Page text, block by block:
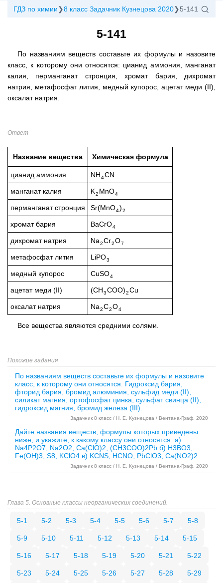
ГДЗ по химии 8 класс Задачник Кузнецова 2020 5-141
5-141
По названиям веществ составьте их формулы и назовите
класс, к которому они относятся: цианид аммония, манганат
калия, перманганат стронция, хромат бария, дихромат
натрия, метафосфат лития, медный купорос, ацетат меди (II),
оксалат натрия.
Ответ
Название вещества Химическая формула
цианид аммония NH4CN
манганат калия K2 MnO4
перманганат стронция Sr(MnO4)2
хромат бария BaCrO4
дихромат натрия Na2Cr2O7
метафосфат лития LiPO3
медный купорос CuSO4
ацетат меди (II) (CH3COO)2Cu
оксалат натрия Na2C2O4
Все вещества являются средними солями.
Похожие задания
По названиям веществ составьте их формулы и назовите
класс, к которому они относятся. Гидроксид бария,
фторид бария, бромид алюминия, сульфид меди (II),
силикат магния, ортофосфат цинка, сульфат свинца (II),
гидроксид магния, бромид железа (III).
Задачник 8 класс / Н. Е. Кузнецова / Вентана-Граф, 2020
Дайте названия веществ, формулы которых приведены
ниже, и укажите, к какому классу они относятся. а)
Na4P2O7, Na2O2, Ca(ClO)2, (CH3COO)2Pb б) H3BO3,
Fe(OH)3, S8, KClO4 в) KCNS, HCNO, PbClO3, Ca(NO2)2
Задачник 8 класс / Н. Е. Кузнецова / Вентана-Граф, 2020
Глава 5. Основные классы неорганических соединений.
5-1 5-2 5-3 5-4 5-5 5-6 5-7 5-8
5-9 5-10 5-11 5-12 5-13 5-14 5-15
5-16 5-17 5-18 5-19 5-20 5-21 5-22
5-23 5-24 5-25 5-26 5-27 5-28 5-29